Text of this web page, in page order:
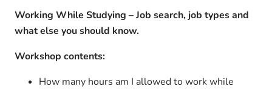
Working While Studying – Job search, job types and
what else you should know.
Workshop contents:
How many hours am I allowed to work while